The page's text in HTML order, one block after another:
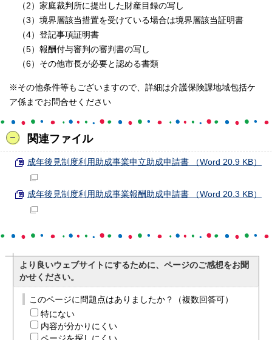
（2）家庭裁判所に提出した財産目録の写し
（3）境界層該当措置を受けている場合は境界層該当証明書
（4）登記事項証明書
（5）報酬付与審判の審判書の写し
（6）その他市長が必要と認める書類
※その他条件等もございますので、詳細は介護保険課地域包括ケ
ア係までお問合せください
関連ファイル
成年後見制度利用助成事業申立助成申請書 （Word 20.9 KB）
成年後見制度利用助成事業報酬助成申請書 （Word 20.3 KB）
より良いウェブサイトにするために、ページのご感想をお聞
かせください。
このページに問題点はありましたか？（複数回答可）
特にない
内容が分かりにくい